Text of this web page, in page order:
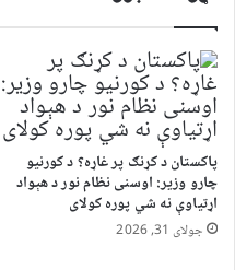
پاکستان د کړنګ پر غاړه؟ د کورنیو
چارو وزیر: اوسنی نظام نور د هېواد
اړتیاوې نه شي پوره کولای
جولای 31, 2026